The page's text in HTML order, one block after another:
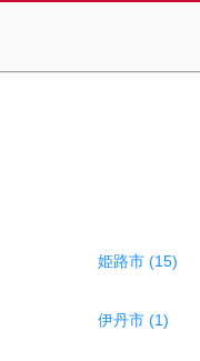
姫路市 (15)
伊丹市 (1)